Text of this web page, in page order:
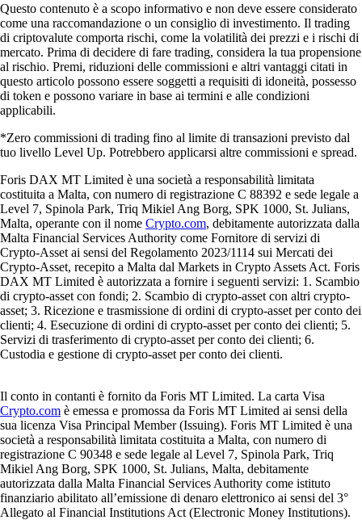
Questo contenuto è a scopo informativo e non deve essere considerato
come una raccomandazione o un consiglio di investimento. Il trading
di criptovalute comporta rischi, come la volatilità dei prezzi e i rischi di
mercato. Prima di decidere di fare trading, considera la tua propensione
al rischio. Premi, riduzioni delle commissioni e altri vantaggi citati in
questo articolo possono essere soggetti a requisiti di idoneità, possesso
di token e possono variare in base ai termini e alle condizioni
applicabili.
*Zero commissioni di trading fino al limite di transazioni previsto dal
tuo livello Level Up. Potrebbero applicarsi altre commissioni e spread.
Foris DAX MT Limited è una società a responsabilità limitata
costituita a Malta, con numero di registrazione C 88392 e sede legale a
Level 7, Spinola Park, Triq Mikiel Ang Borg, SPK 1000, St. Julians,
Malta, operante con il nome Crypto.com, debitamente autorizzata dalla
Malta Financial Services Authority come Fornitore di servizi di
Crypto-Asset ai sensi del Regolamento 2023/1114 sui Mercati dei
Crypto-Asset, recepito a Malta dal Markets in Crypto Assets Act. Foris
DAX MT Limited è autorizzata a fornire i seguenti servizi: 1. Scambio
di crypto-asset con fondi; 2. Scambio di crypto-asset con altri crypto-
asset; 3. Ricezione e trasmissione di ordini di crypto-asset per conto dei
clienti; 4. Esecuzione di ordini di crypto-asset per conto dei clienti; 5.
Servizi di trasferimento di crypto-asset per conto dei clienti; 6.
Custodia e gestione di crypto-asset per conto dei clienti.
Il conto in contanti è fornito da Foris MT Limited. La carta Visa
Crypto.com è emessa e promossa da Foris MT Limited ai sensi della
sua licenza Visa Principal Member (Issuing). Foris MT Limited è una
società a responsabilità limitata costituita a Malta, con numero di
registrazione C 90348 e sede legale al Level 7, Spinola Park, Triq
Mikiel Ang Borg, SPK 1000, St. Julians, Malta, debitamente
autorizzata dalla Malta Financial Services Authority come istituto
finanziario abilitato all’emissione di denaro elettronico ai sensi del 3°
Allegato al Financial Institutions Act (Electronic Money Institutions).